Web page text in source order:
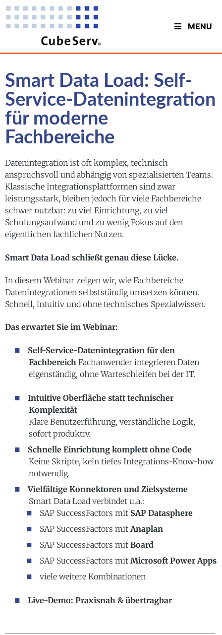
MENU
Smart Data Load: Self-
Service-Datenintegration
für moderne
Fachbereiche
Datenintegration ist oft komplex, technisch
anspruchsvoll und abhängig von spezialisierten Teams.
Klassische Integrationsplattformen sind zwar
leistungsstark, bleiben jedoch für viele Fachbereiche
schwer nutzbar: zu viel Einrichtung, zu viel
Schulungsaufwand und zu wenig Fokus auf den
eigentlichen fachlichen Nutzen.
Smart Data Load schließt genau diese Lücke.
In diesem Webinar zeigen wir, wie Fachbereiche
Datenintegrationen selbstständig umsetzen können.
Schnell, intuitiv und ohne technisches Spezialwissen.
Das erwartet Sie im Webinar:
Self-Service-Datenintegration für den
Fachbereich Fachanwender integrieren Daten
eigenständig, ohne Warteschleifen bei der IT.
Intuitive Oberfläche statt technischer
Komplexität
Klare Benutzerführung, verständliche Logik,
sofort produktiv.
Schnelle Einrichtung komplett ohne Code
Keine Skripte, kein tiefes Integrations-Know-how
notwendig.
Vielfältige Konnektoren und Zielsysteme
Smart Data Load verbindet u.a.:
SAP SuccessFactors mit SAP Datasphere
SAP SuccessFactors mitAnaplan
SAP SuccessFactors mitBoard
SAP SuccessFactors mitMicrosoft Power Apps
viele weitere Kombinationen
Live-Demo: Praxisnah & übertragbar